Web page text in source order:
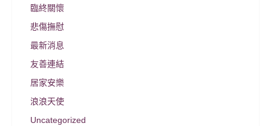
臨終關懷
悲傷撫慰
最新消息
友善連結
居家安樂
浪浪天使
Uncategorized